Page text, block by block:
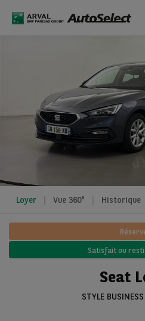
Loyer Vue 360° Historique
Satisfait ou
Seat
STYLE